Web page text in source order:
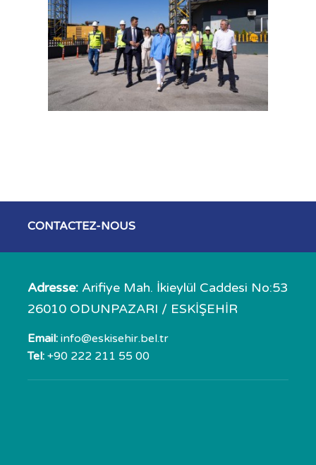
CONTACTEZ-NOUS
Adresse: Arifiye Mah. İkieylül Caddesi No:53
26010 ODUNPAZARI / ESKİŞEHİR
Email: info@eskisehir.bel.tr
Tel: +90 222 211 55 00